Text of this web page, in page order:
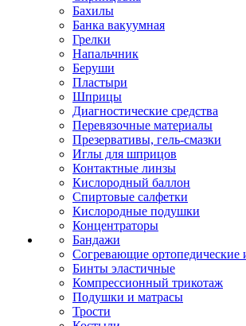
Бахилы
Банка вакуумная
Грелки
Напальчник
Беруши
Пластыри
Шприцы
Диагностические средства
Перевязочные материалы
Презервативы, гель-смазки
Иглы для шприцов
Контактные линзы
Кислородный баллон
Спиртовые салфетки
Кислородные подушки
Концентраторы
Бандажи
Согревающие ортопедические
Бинты эластичные
Компрессионный трикотаж
Подушки и матрасы
Трости